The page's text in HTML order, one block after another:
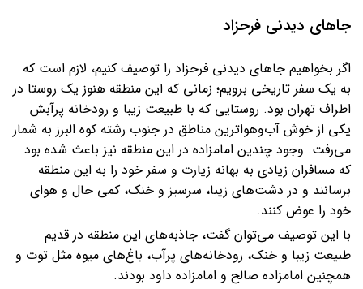
جاهای دیدنی فرحزاد
اگر بخواهیم جاهای دیدنی فرحزاد را توصیف کنیم، لازم است که
به یک سفر تاریخی برویم؛ زمانی که این منطقه هنوز یک روستا در
اطراف تهران بود. روستایی که با طبیعت زیبا و رودخانه پرآبش
یکی از خوش آب‌وهواترین مناطق در جنوب رشته کوه البرز به‌ شمار
می‌رفت. وجود چندین امامزاده در این منطقه نیز باعث شده بود
که مسافران زیادی به بهانه زیارت و سفر خود را به این منطقه
برسانند و در دشت‌های زیبا، سرسبز و خنک، کمی حال و هوای
خود را عوض کنند.
با این توصیف می‌توان گفت، جاذبه‌های این منطقه در قدیم
طبیعت زیبا و خنک، رودخانه‌های پرآب، باغ‌های میوه مثل توت و
همچنین امامزاده صالح و امامزاده داود بودند.